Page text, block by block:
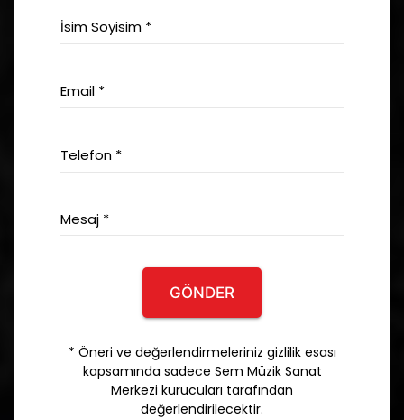
İsim Soyisim *
Email *
Telefon *
Mesaj *
GÖNDER
* Öneri ve değerlendirmeleriniz gizlilik esası
kapsamında sadece Sem Müzik Sanat
Merkezi kurucuları tarafından
değerlendirilecektir.